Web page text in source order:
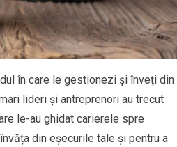
în care le gestionezi și înveți din
lideri și antreprenori au trecut
le-au ghidat carierele spre
din eșecurile tale și pentru a